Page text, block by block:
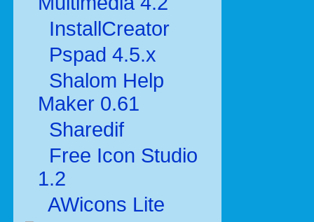
InstallCreator
Pspad 4.5.x
Shalom Help
Maker 0.61
Sharedif
Free Icon Studio
1.2
AWicons Lite